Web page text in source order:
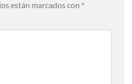
están marcados con *